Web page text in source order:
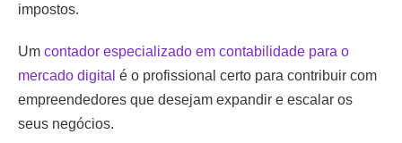
impostos.
Um contador especializado em contabilidade para o
mercado digital é o profissional certo para contribuir com
empreendedores que desejam expandir e escalar os
seus negócios.